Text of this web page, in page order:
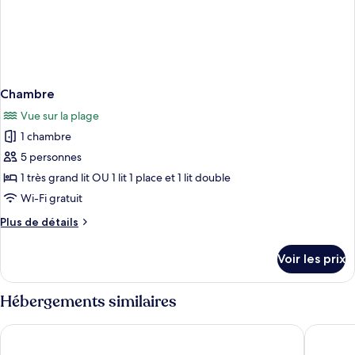
Chambre
Vue sur la plage
1 chambre
5 personnes
1 très grand lit OU 1 lit 1 place et 1 lit double
Wi-Fi gratuit
Plus de détails
Plus
le
type
de
chambre
Chambre
Voir les prix
Hébergements similaires
El Nido Beach Hotel